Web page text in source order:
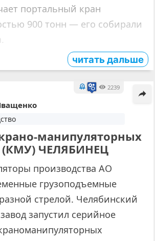
портальный кран
900 тонн — его собирали
читать дальше
2239
манипуляторных
(КМУ) ЧЕЛЯБИНЕЦ
производства АО
грузоподъемные
стрелой. Челябинский
запустил серийное